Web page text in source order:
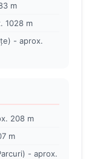
m
1028 m
- aprox.
208 m
m
- aprox.